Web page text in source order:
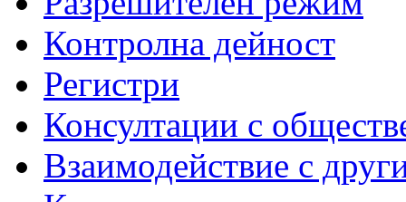
Контролна дейност
Регистри
Консултации с
Взаимодействие с